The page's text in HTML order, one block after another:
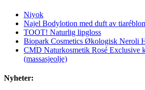
Niyok
Najel Bodylotion med duft av
TOOT! Naturlig lipgloss
Biopark Cosmetics Økologisk Neroli
CMD Naturkosmetik Rosé Exclusive
(massasjeolje)
Nyheter: